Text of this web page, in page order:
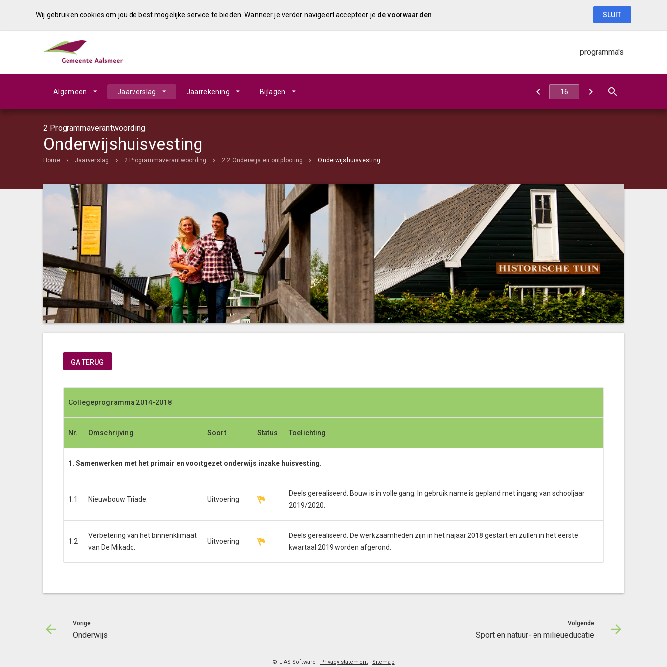
programma's
Algemeen Jaarverslag Jaarrekening Bijlagen
2 Programmaverantwoording
Onderwijshuisvesting
Home Jaarverslag 2 Programmaverantwoording 2.2 Onderwijs en ontplooiing Onderwijshuisvesting
Collegeprogramma 2014-2018
Nr. Omschrijving Soort Status Toelichting
Collegeprogramma 2014-2018
Nr. Omschrijving Soort Status Toelichting
1. Samenwerken met het primair en voortgezet onderwijs inzake huisvesting.
1.1 Nieuwbouw Triade. Uitvoering
Deels gerealiseerd. Bouw is in volle gang. In gebruik name is gepland met ingang van schooljaar
2019/2020.
1.2
Verbetering van het binnenklimaat
van De Mikado.
Uitvoering
Deels gerealiseerd. De werkzaamheden zijn in het najaar 2018 gestart en zullen in het eerste
kwartaal 2019 worden afgerond.
Vorige
Onderwijs
Volgende
Sport en natuur- en milieueducatie
© LIAS Software | Privacy statement| Sitemap
GA TERUG
Wij gebruiken cookies om jou de best mogelijke service te bieden. Wanneer je verder navigeert accepteer je de voorwaarden SLUIT